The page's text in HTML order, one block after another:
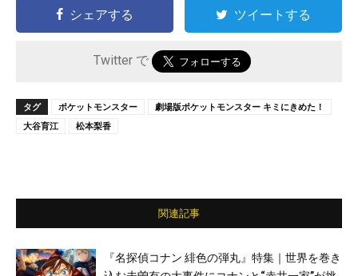
シェアする ツイートする
Twitter で
タグ ポケットモンスター
劇場版ポケットモンスター キミにきめた！
大谷育江
松本梨香
関連記事
『名探偵コナン 緋色の弾丸』特集｜世界を巻き